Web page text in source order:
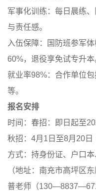
军事化训练：每日晨练
与责任感。
入伍保障：国防班参军
60%，退役享免试专升本
就业率98%：合作单位
等。
报名安排
时间：春招：即日起至
秋招：4月1日至8月20日
方式：持身份证、户口
（地址：南充市高坪区
普老师（